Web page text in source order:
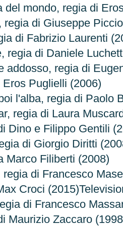
del mondo, regia di
regia di Giuseppe
di Fabrizio Laurenti
regia di Daniele
addosso, regia di
Puglielli (2006)
l'alba, regia di Paolo
regia di Laura
Dino e Filippo Gentili
di Giorgio Diritti
Marco Filiberti (2008)
di Francesco
Croci
di Francesco
Maurizio Zaccaro